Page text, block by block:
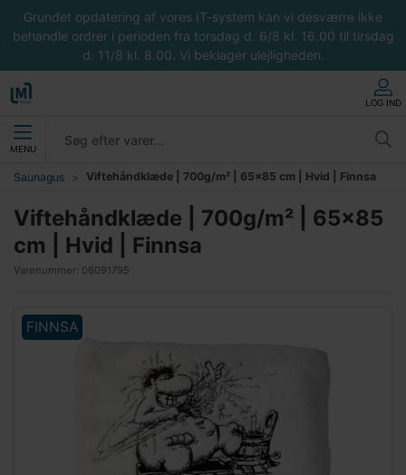
Grundet opdatering af vores IT-system kan vi desværre ikke
behandle ordrer i perioden fra torsdag d. 6/8 kl. 16.00 til tirsdag
d. 11/8 kl. 8.00. Vi beklager ulejligheden.
LOG IND
MENU
Saunagus Viftehåndklæde | 700g/m² | 65x85 cm | Hvid | Finnsa
Viftehåndklæde | 700g/m² | 65x85
cm | Hvid | Finnsa
Varenummer: 06091795
FINNSA